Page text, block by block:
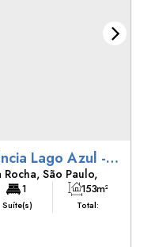
Lago Azul -
Rocha, São Paulo,
1
Suíte(s) Total:
153m²